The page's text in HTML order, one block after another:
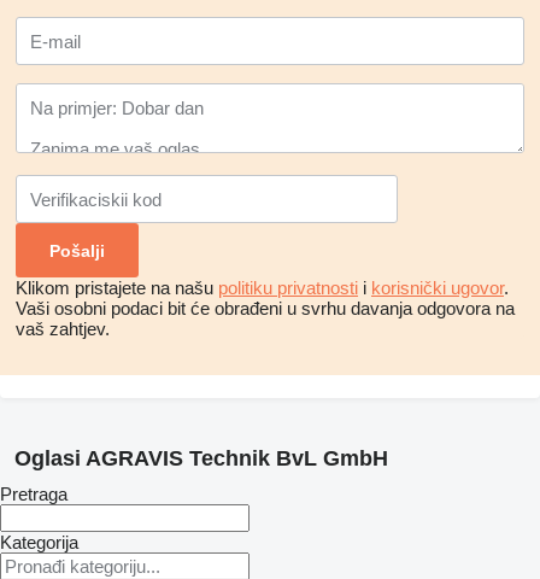
Klikom pristajete na našu politiku privatnosti i korisnički ugovor.
Vaši osobni podaci bit će obrađeni u svrhu davanja odgovora na
vaš zahtjev.
Oglasi AGRAVIS Technik BvL GmbH
Pretraga
Kategorija